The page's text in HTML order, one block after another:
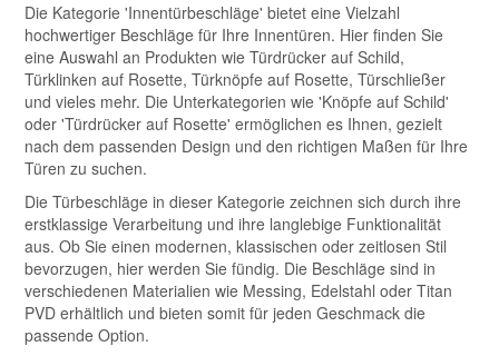
Die Kategorie 'Innentürbeschläge' bietet eine Vielzahl
hochwertiger Beschläge für Ihre Innentüren. Hier finden Sie
eine Auswahl an Produkten wie Türdrücker auf Schild,
Türklinken auf Rosette, Türknöpfe auf Rosette, Türschließer
und vieles mehr. Die Unterkategorien wie 'Knöpfe auf Schild'
oder 'Türdrücker auf Rosette' ermöglichen es Ihnen, gezielt
nach dem passenden Design und den richtigen Maßen für Ihre
Türen zu suchen.
Die Türbeschläge in dieser Kategorie zeichnen sich durch ihre
erstklassige Verarbeitung und ihre langlebige Funktionalität
aus. Ob Sie einen modernen, klassischen oder zeitlosen Stil
bevorzugen, hier werden Sie fündig. Die Beschläge sind in
verschiedenen Materialien wie Messing, Edelstahl oder Titan
PVD erhältlich und bieten somit für jeden Geschmack die
passende Option.